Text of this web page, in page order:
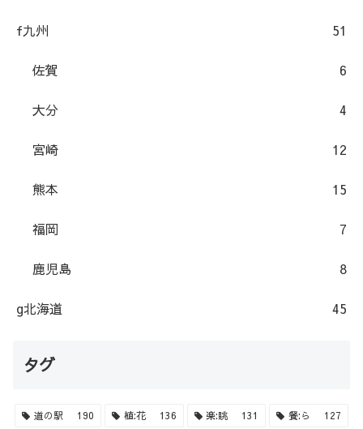
f九州 51
佐賀 6
大分 4
宮崎 12
熊本 15
福岡 7
鹿児島 8
g北海道 45
タグ
道の駅 190 植:花 136 楽:眺 131 餐:ら 127